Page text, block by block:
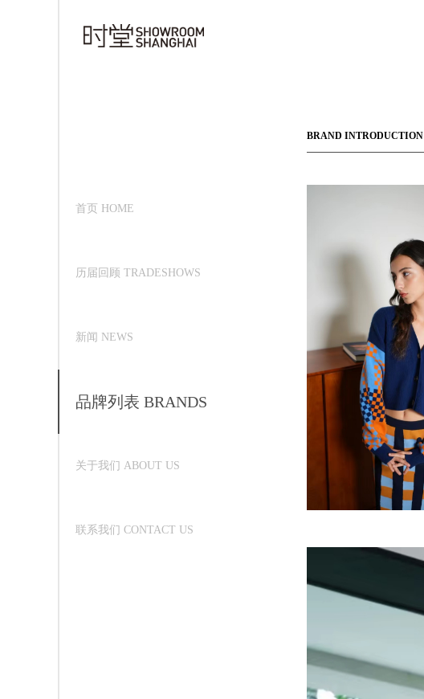
首页 HOME
历届回顾 TRADESHOWS
新闻 NEWS
品牌列表 BRANDS
关于我们 ABOUT US
联系我们 CONTACT US
BRAND INTRODUCTION